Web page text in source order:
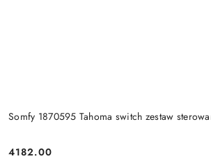
Somfy 1870595 Tahoma switch zestaw
Cena:
4182.00